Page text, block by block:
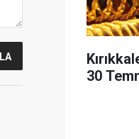
30